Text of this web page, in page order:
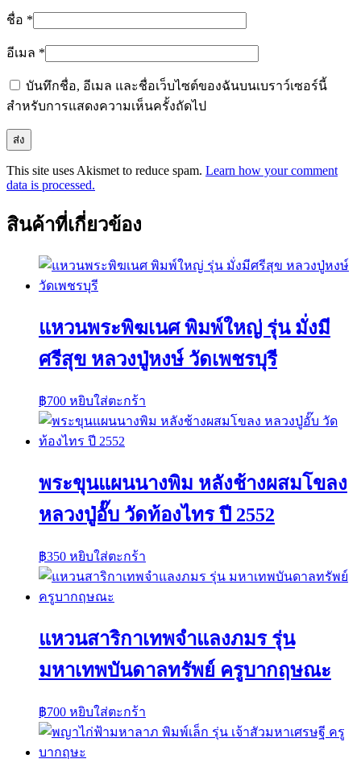
ชื่อ *
อีเมล *
บันทึกชื่อ, อีเมล และชื่อเว็บไซต์ของฉันบนเบราว์เซอร์นี้
สำหรับการแสดงความเห็นครั้งถัดไป
This site uses Akismet to reduce spam. Learn how your comment
data is processed.
สินค้าที่เกี่ยวข้อง
แหวนพระพิฆเนศ พิมพ์ใหญ่ รุ่น มั่งมี
ศรีสุข หลวงปู่หงษ์ วัดเพชรบุรี
฿700 หยิบใส่ตะกร้า
พระขุนแผนนางพิม หลังช้างผสมโขลง
หลวงปู่อั๊บ วัดท้องไทร ปี 2552
฿350 หยิบใส่ตะกร้า
แหวนสาริกาเทพจำแลงภมร รุ่น
มหาเทพบันดาลทรัพย์ ครูบากฤษณะ
฿700 หยิบใส่ตะกร้า